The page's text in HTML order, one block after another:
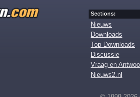
Sections:
Nieuws
Downloads
Top Downloads
Discussie
Vraag en
Nieuws2.nl